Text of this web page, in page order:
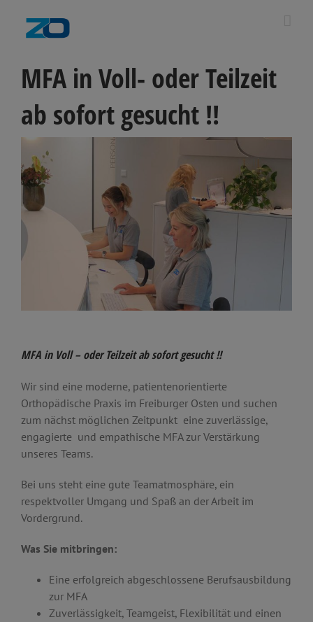
Inhalt
springen
MFA in Voll- oder Teilzeit
ab sofort gesucht !!
grösseres
Bild
MFA in Voll – oder Teilzeit ab sofort gesucht !!
Wir sind eine moderne, patientenorientierte
Orthopädische Praxis im Freiburger Osten und suchen
zum nächst möglichen Zeitpunkt eine zuverlässige,
engagierte und empathische MFA zur Verstärkung
unseres Teams.
Bei uns steht eine gute Teamatmosphäre, ein
respektvoller Umgang und Spaß an der Arbeit im
Vordergrund.
Was Sie mitbringen:
Eine erfolgreich abgeschlossene Berufsausbildung
zur MFA
Zuverlässigkeit, Teamgeist, Flexibilität und einen